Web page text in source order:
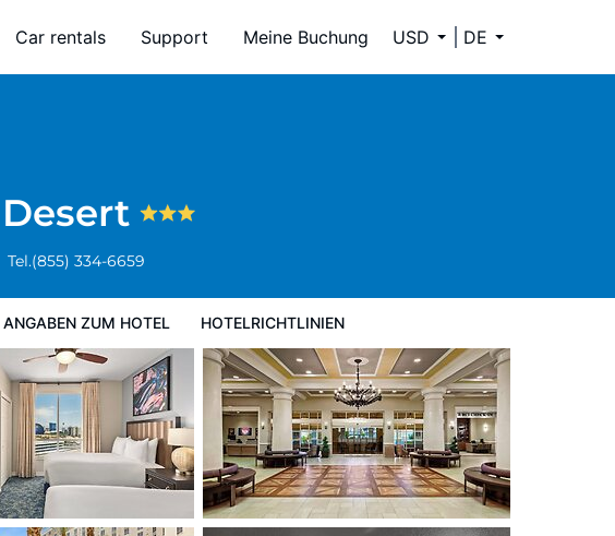
Car rentals Support Meine Buchung USD DE
Tel.(855) 334-6659
ANGABEN ZUM HOTEL HOTELRICHTLINIEN